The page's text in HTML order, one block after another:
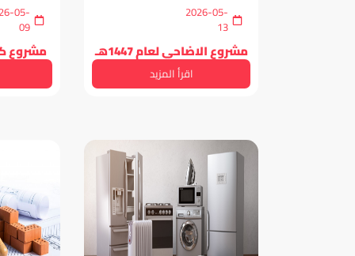
2026-05-
13
مشروع الاضاحي لعام 1447هـ
اقرأ المزيد
05-
09
مشروع